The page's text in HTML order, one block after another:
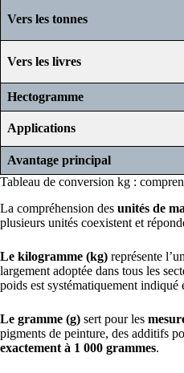
Vers les tonnes
Vers les livres
Hectogramme
Applications
Avantage principal
Tableau de conversion kg :
La compréhension des unités de
plusieurs unités coexistent et
Le kilogramme (kg) représente
largement adoptée dans tous les
poids est systématiquement indiqué
Le gramme (g) sert pour les
pigments de peinture, des additifs
exactement à 1 000 grammes.